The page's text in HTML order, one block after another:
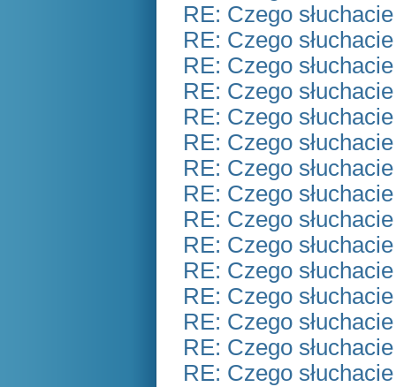
RE: Czego
RE: Czego
RE: Czego
RE: Czego
RE: Czego
RE: Czego
RE: Czego
RE: Czego
RE: Czego
RE: Czego
RE: Czego
RE: Czego
RE: Czego
RE: Czego
RE: Czego